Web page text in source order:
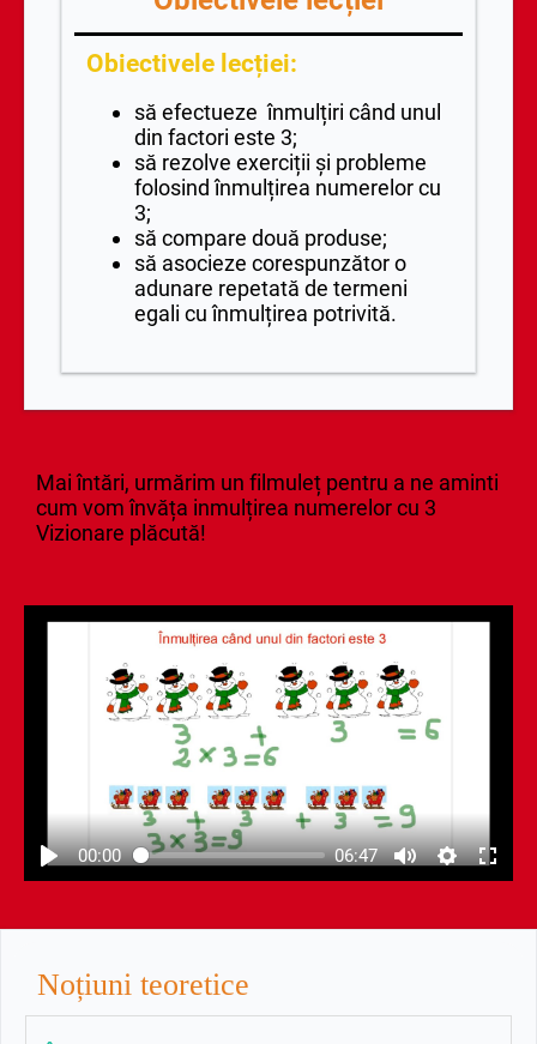
Obiectivele lecției:
să efectueze înmulțiri când unul
din factori este 3;
să rezolve exerciții și probleme
folosind înmulțirea numerelor cu
3;
să compare două produse;
să asocieze corespunzător o
adunare repetată de termeni
egali cu înmulțirea potrivită.
Mai întări, urmărim un filmuleț pentru a ne aminti
cum vom învăța inmulțirea numerelor cu 3
Vizionare plăcută!
00:00 06:47
Noțiuni teoretice